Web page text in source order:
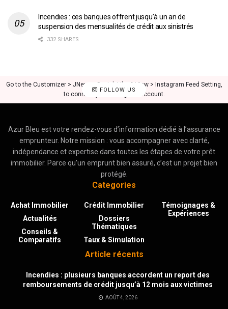
Incendies : ces banques offrent jusqu’à un an de
suspension des mensualités de crédit aux sinistrés
332 SHARES
FOLLOW US
Go to the Customizer > JNews : Social, Like & View > Instagram Feed Setting,
to connect your Instagram account.
Azur Bleu est votre rendez-vous d’information dédié à l’assurance
emprunteur. Notre mission : vous accompagner avec clarté,
indépendance et expertise dans toutes les étapes de votre prêt
immobilier. Parce qu’un emprunt bien assuré, c’est un projet bien
protégé.
Categories
Achat Immobilier
Actualités
Conseils &
Comparatifs
Crédit Immobilier
Dossiers
Thématiques
Taux & Simulation
Témoignages &
Expériences
Article récents
Incendies : plusieurs banques accordent un report des
remboursements de crédit jusqu’à 12 mois aux victimes
AOÛT 4, 2026